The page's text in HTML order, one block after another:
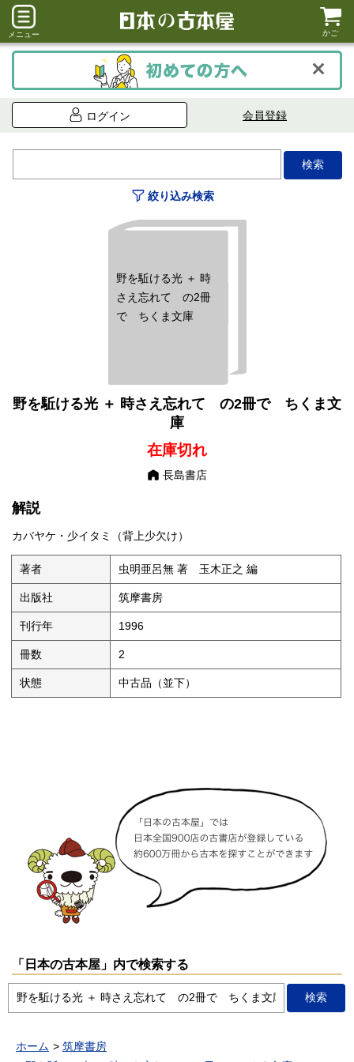
メニュー かご
ログイン 会員登録
絞り込み検索
野を駈ける光 ＋ 時
さえ忘れて の2冊
で ちくま文庫
野を駈ける光 ＋ 時さえ忘れて の2冊で ちくま文
庫
在庫切れ
長島書店
解説
カバヤケ・少イタミ（背上少欠け）
著者 虫明亜呂無 著 玉木正之 編
出版社 筑摩書房
刊行年 1996
冊数 2
状態 中古品（並下）
「日本の古本屋」内で検索する
ホーム
筑摩書房